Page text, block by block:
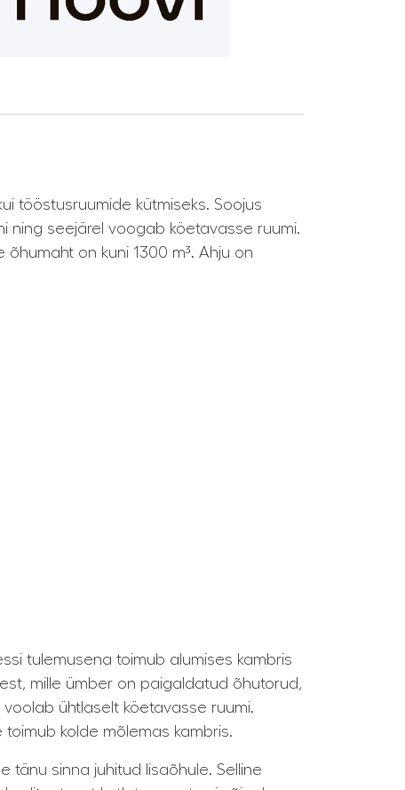
tööstusruumide kütmiseks. Soojus
ning seejärel voogab köetavasse ruumi.
on kuni 1300 m³. Ahju on
tulemusena toimub alumises kambris
mille ümber on paigaldatud õhutorud,
ühtlaselt köetavasse ruumi.
toimub kolde mõlemas kambris.
tänu sinna juhitud lisaõhule. Selline